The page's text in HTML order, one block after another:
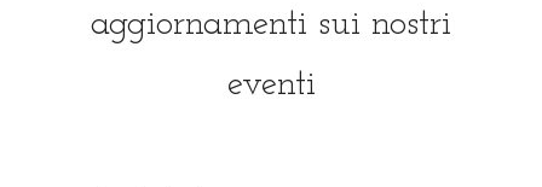
aggiornamenti sui nostri
eventi